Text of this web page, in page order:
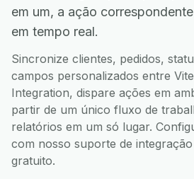
em um, a ação
em tempo real.
Sincronize clientes, pedidos,
campos personalizados entre
Integration, dispare ações em
partir de um único fluxo de
relatórios em um só lugar.
com nosso suporte de
gratuito.